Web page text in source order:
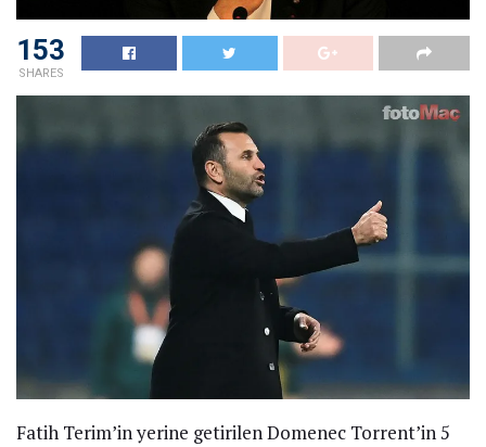
153
SHARES
Fatih Terim’in yerine getirilen Domenec Torrent’in 5